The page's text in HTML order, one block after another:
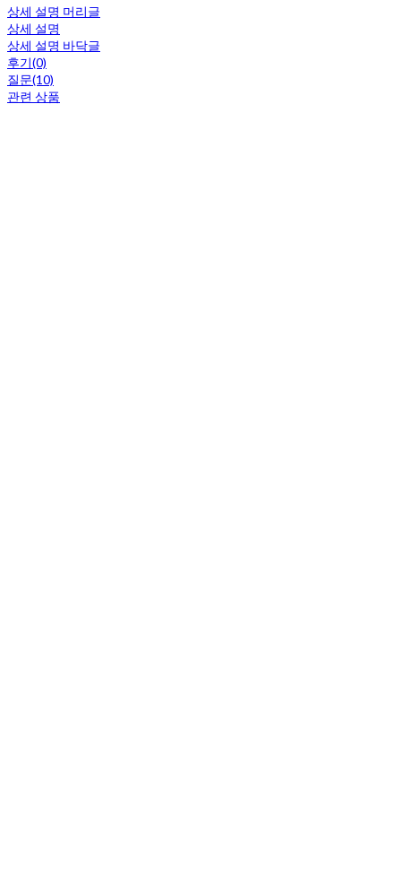
상세 설명 머리글
상세 설명
상세 설명 바닥글
후기(0)
질문(10)
관련 상품